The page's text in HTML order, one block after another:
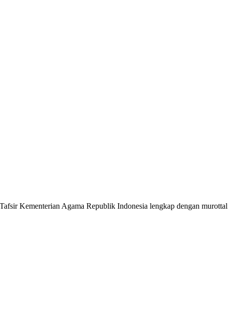
Kementerian Agama Republik Indonesia lengkap dengan murottal